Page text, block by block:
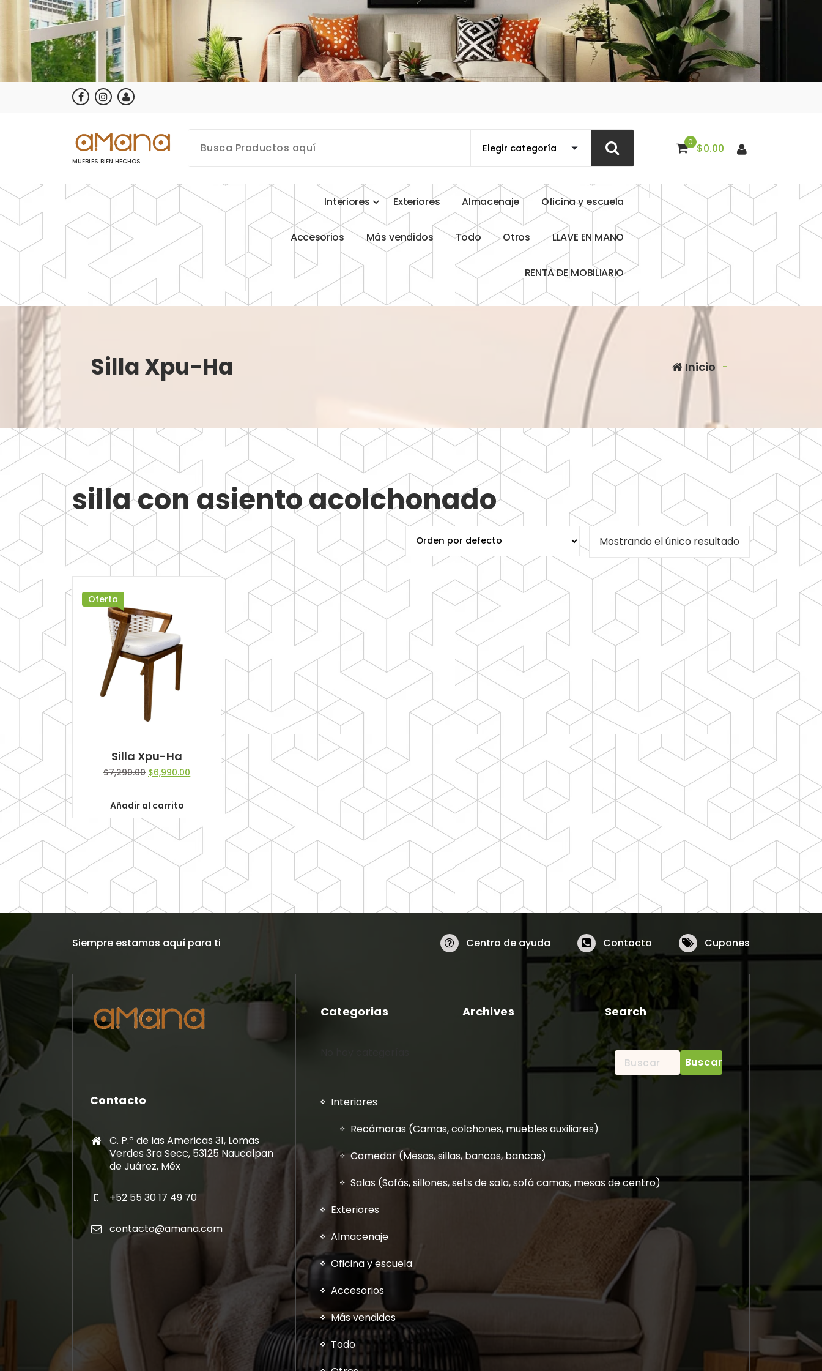
contenido
MUEBLES BIEN HECHOS
0 $0.00
Interiores Exteriores Almacenaje Oficinay escuela
Accesorios Más vendidos Todo Otros LLAVE EN MANO
RENTADE MOBILIARIO
Silla Xpu-Ha Inicio -
silla con asiento acolchonado
Mostrando el único resultado
Oferta
Silla Xpu-Ha
$7,290.00 Original
$7,290.00.
$6,990.00
$6,990.00.
Añadir al carrito
Siempre estamos aquí para ti Centro de ayuda Contacto Cupones
Contacto
C. P.º de las Americas 31, Lomas
Verdes 3ra Secc, 53125 Naucalpan
de Juárez, Méx
+52 55 30 17 49 70
contacto@amana.com
Categorias Archives Search
Buscar:
Interiores
Recámaras (Camas, colchones, muebles auxiliares)
Comedor (Mesas, sillas, bancos, bancas)
Salas (Sofás, sillones, sets de sala, sofá camas, mesas de centro)
Exteriores
Almacenaje
Oficina y escuela
Accesorios
Más vendidos
Todo